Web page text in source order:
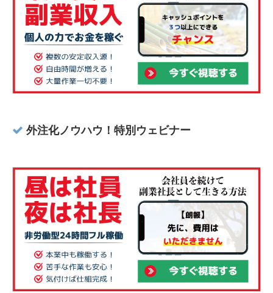
外注化ノウハウ！特別ウェビナー